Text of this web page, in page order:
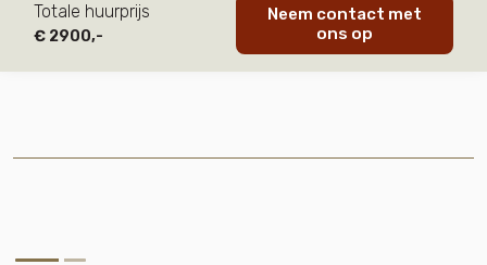
Totale huurprijs
€ 2900,-
Neem contact met
ons op